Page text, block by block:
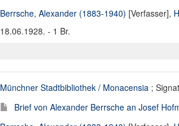
Berrsche, Alexander (1883-1940) [Verfasser],
18.06.1928. - 1 Br.
Münchner Stadtbibliothek / Monacensia ;
Brief von Alexander Berrsche an Josef